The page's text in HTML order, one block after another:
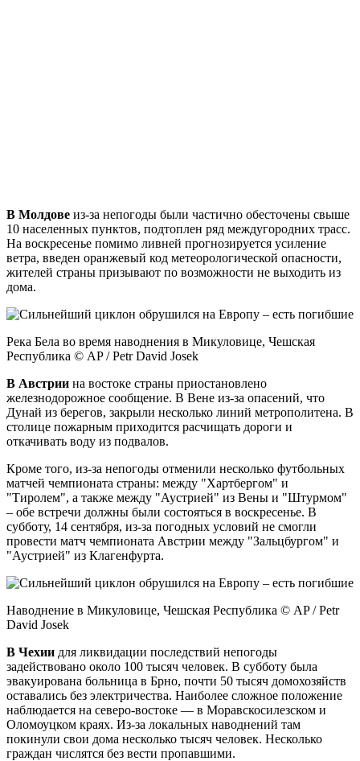
В Молдове из-за непогоды были частично обесточены свыше
10 населенных пунктов, подтоплен ряд междугородних трасс.
На воскресенье помимо ливней прогнозируется усиление
ветра, введен оранжевый код метеорологической опасности,
жителей страны призывают по возможности не выходить из
дома.
Река Бела во время наводнения в Микуловице, Чешская
Республика © AP / Petr David Josek
В Австрии на востоке страны приостановлено
железнодорожное сообщение. В Вене из-за опасений, что
Дунай из берегов, закрыли несколько линий метрополитена. В
столице пожарным приходится расчищать дороги и
откачивать воду из подвалов.
Кроме того, из-за непогоды отменили несколько футбольных
матчей чемпионата страны: между "Хартбергом" и
"Тиролем", а также между "Аустрией" из Вены и "Штурмом"
– обе встречи должны были состояться в воскресенье. В
субботу, 14 сентября, из-за погодных условий не смогли
провести матч чемпионата Австрии между "Зальцбургом" и
"Аустрией" из Клагенфурта.
Наводнение в Микуловице, Чешская Республика © AP / Petr
David Josek
В Чехии для ликвидации последствий непогоды
задействовано около 100 тысяч человек. В субботу была
эвакуирована больница в Брно, почти 50 тысяч домохозяйств
оставались без электричества. Наиболее сложное положение
наблюдается на северо-востоке — в Моравскосилезском и
Оломоуцком краях. Из-за локальных наводнений там
покинули свои дома несколько тысяч человек. Несколько
граждан числятся без вести пропавшими.